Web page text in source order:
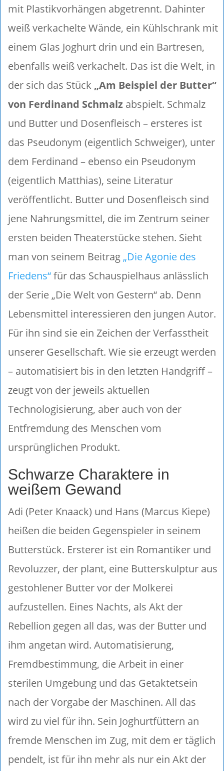
mit Plastikvorhängen abgetrennt. Dahinter
weiß verkachelte Wände, ein Kühlschrank mit
einem Glas Joghurt drin und ein Bartresen,
ebenfalls weiß verkachelt. Das ist die Welt, in
der sich das Stück „Am Beispiel der Butter“
von Ferdinand Schmalz abspielt. Schmalz
und Butter und Dosenfleisch – ersteres ist
das Pseudonym (eigentlich Schweiger), unter
dem Ferdinand – ebenso ein Pseudonym
(eigentlich Matthias), seine Literatur
veröffentlicht. Butter und Dosenfleisch sind
jene Nahrungsmittel, die im Zentrum seiner
ersten beiden Theaterstücke stehen. Sieht
man von seinem Beitrag „Die Agonie des
Friedens“für das Schauspielhaus anlässlich
der Serie „Die Welt von Gestern“ ab. Denn
Lebensmittel interessieren den jungen Autor.
Für ihn sind sie ein Zeichen der Verfasstheit
unserer Gesellschaft. Wie sie erzeugt werden
– automatisiert bis in den letzten Handgriff –
zeugt von der jeweils aktuellen
Technologisierung, aber auch von der
Entfremdung des Menschen vom
ursprünglichen Produkt.
Schwarze Charaktere in
weißem Gewand
Adi (Peter Knaack) und Hans (Marcus Kiepe)
heißen die beiden Gegenspieler in seinem
Butterstück. Ersterer ist ein Romantiker und
Revoluzzer, der plant, eine Butterskulptur aus
gestohlener Butter vor der Molkerei
aufzustellen. Eines Nachts, als Akt der
Rebellion gegen all das, was der Butter und
ihm angetan wird. Automatisierung,
Fremdbestimmung, die Arbeit in einer
sterilen Umgebung und das Getaktetsein
nach der Vorgabe der Maschinen. All das
wird zu viel für ihn. Sein Joghurtfüttern an
fremde Menschen im Zug, mit dem er täglich
pendelt, ist für ihn mehr als nur ein Akt der